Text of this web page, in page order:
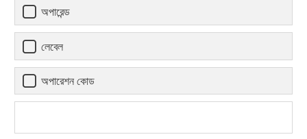
অপারেন্ড
লেবেল
অপারেশন কোড